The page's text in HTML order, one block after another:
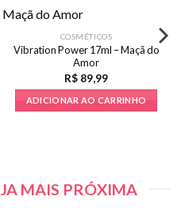
COSMÉTICOS
Vibration Power 17ml – Maçã do
Amor
R$ 89,99
ADICIONAR AO CARRINHO
MAIS PRÓXIMA